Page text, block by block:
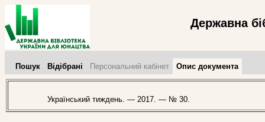
Державна
Пошук Відібрані Персональний кабінет Опис документа
Український тиждень. — 2017. — № 30.